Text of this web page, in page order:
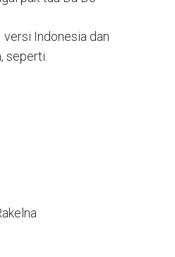
Indonesia dan
seperti: